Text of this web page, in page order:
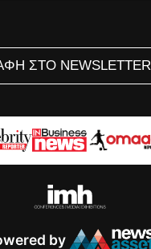
ΣΤΟ NEWSLETTER
by